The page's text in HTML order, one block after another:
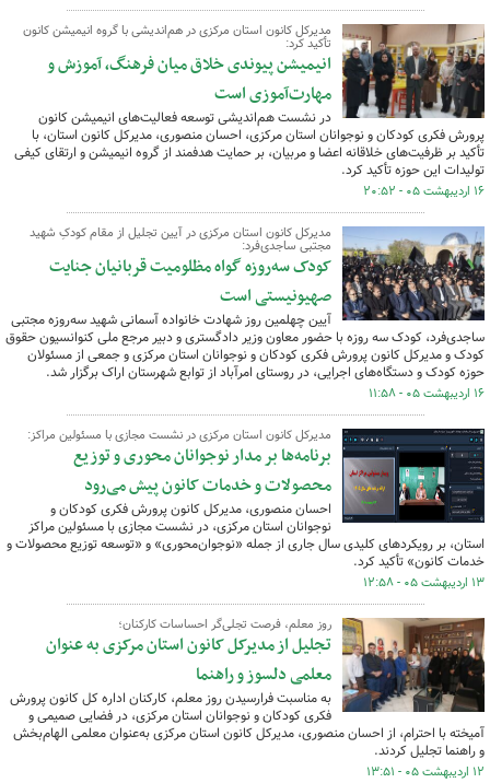
مدیرکل کانون استان مرکزی در هم‌اندیشی با گروه انیمیشن کانون
تأکید کرد:
انیمیشن پیوندی خلاق میان فرهنگ، آموزش و
مهارت‌آموزی است
در نشست هم‌اندیشی توسعه فعالیت‌های انیمیشن کانون
پرورش فکری کودکان و نوجوانان استان مرکزی، احسان منصوری، مدیرکل کانون استان، با
تأکید بر ظرفیت‌های خلاقانه اعضا و مربیان، بر حمایت هدفمند از گروه انیمیشن و ارتقای کیفی
تولیدات این حوزه تأکید کرد.
۱۶ اردیبهشت ۰۵ - ۲۰:۵۲
مدیرکل کانون استان مرکزی در آیین تجلیل از مقام کودکِ شهید
مجتبی ساجدی‌فرد:
کودک سه‌روزه گواه مظلومیت قربانیان جنایت
صهیونیستی است
آیین چهلمین روز شهادت خانواده آسمانی شهید سه‌روزه مجتبی
ساجدی‌فرد، کودک سه روزه با حضور معاون وزیر دادگستری و دبیر مرجع ملی کنوانسیون حقوق
کودک و مدیرکل کانون پرورش فکری کودکان و نوجوانان استان مرکزی و جمعی از مسئولان
حوزه کودک و دستگاه‌های اجرایی، در روستای امرآباد از توابع شهرستان اراک برگزار شد.
۱۶ اردیبهشت ۰۵ - ۱۱:۵۸
مدیرکل کانون استان مرکزی در نشست مجازی با مسئولین مراکز:
برنامه‌ها بر مدار نوجوانان محوری و توزیع
محصولات و خدمات کانون پیش می‌رود
احسان منصوری، مدیرکل کانون پرورش فکری کودکان و
نوجوانان استان مرکزی، در نشست مجازی با مسئولین مراکز
استان، بر رویکردهای کلیدی سال جاری از جمله «نوجوان‌محوری» و «توسعه توزیع محصولات و
خدمات کانون» تأکید کرد.
۱۳ اردیبهشت ۰۵ - ۱۲:۵۸
روز معلم، فرصت تجلی‌گر احساسات کارکنان؛
تجلیل از مدیرکل کانون استان مرکزی به عنوان
معلمی دلسوز و راهنما
به مناسبت فرارسیدن روز معلم، کارکنان اداره کل کانون پرورش
فکری کودکان و نوجوانان استان مرکزی، در فضایی صمیمی و
آمیخته با احترام، از احسان منصوری، مدیرکل کانون استان مرکزی به‌عنوان معلمی الهام‌بخش
و راهنما تجلیل کردند.
۱۲ اردیبهشت ۰۵ - ۱۳:۵۱